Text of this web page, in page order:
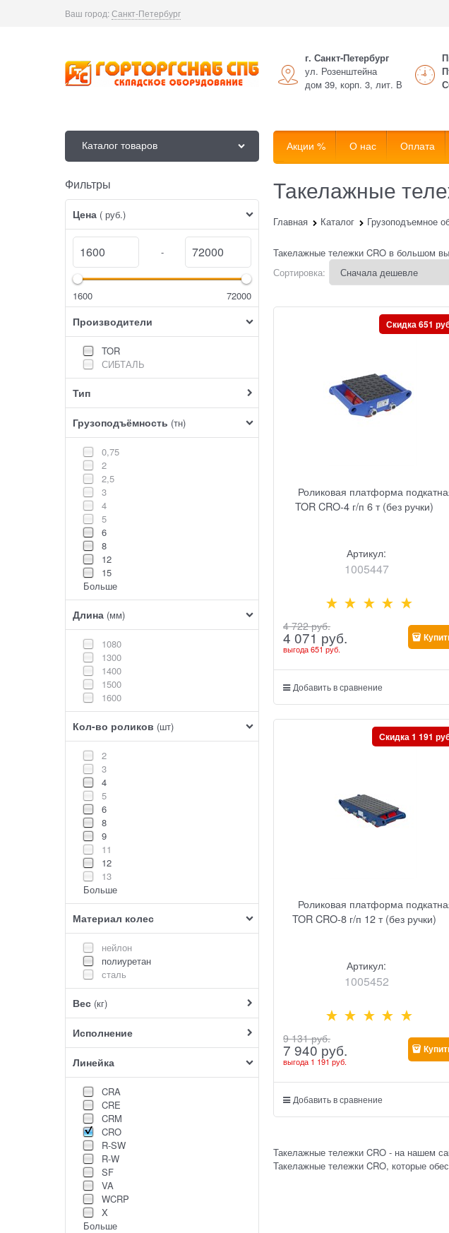
Ваш город:Санкт-Петербург
г. Санкт-Петербург
ул. Розенштейна
дом 39, корп. 3, лит. В
Каталог товаров Акции % О нас Оплата
Фильтры
Цена ( руб.)
-
1600 72000
Производители
TOR
СИБТАЛЬ
Тип
Грузоподъёмность (тн)
0,75
2
2,5
3
4
5
6
8
12
15
Больше
Длина (мм)
1080
1300
1400
1500
1600
Кол-во роликов (шт)
2
3
4
5
6
8
9
11
12
13
Больше
Материал колес
нейлон
полиуретан
сталь
Вес (кг)
Исполнение
Линейка
CRA
CRE
CRM
CRO
R-SW
R-W
SF
VA
WCRP
X
Больше
Найдено товаров: Такелажные
Главная Каталог Грузоподъемное
Такелажные тележки CRO в большом
Сортировка:
Роликовая платформа
TOR CRO-4 г/п 6 т (без ручки)
Артикул:
1005447
Скидка 651
4 722 руб.
4 071 руб.
выгода651 руб.
Добавить в сравнение
Роликовая платформа
TOR CRO-8 г/п 12 т (без ручки)
Артикул:
1005452
Скидка 1 191
9 131 руб.
7 940 руб.
выгода 1 191 руб.
Добавить в сравнение
Такелажные тележки CRO - на нашем
Такелажные тележки CRO, которые